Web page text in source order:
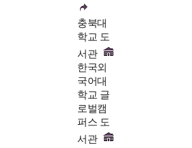
충북대
학교 도
서관
한국외
국어대
학교 글
로벌캠
퍼스 도
서관